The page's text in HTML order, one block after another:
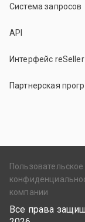
Система запросов
API
Интерфейс reSeller
Партнерская
компании
Все права